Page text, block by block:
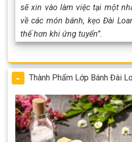
sẽ xin vào làm việc tại một
về các món bánh, kẹo Đài
thế hơn khi ứng tuyển”.
Thành Phẩm Lớp Bánh Đài